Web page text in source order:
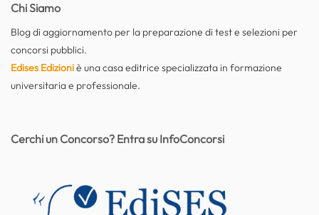
Chi Siamo
Blog di aggiornamento per la preparazione di test e selezioni per
concorsi pubblici.
Edises Edizioniè una casa editrice specializzata in formazione
universitaria e professionale.
Cerchi un Concorso? Entra su InfoConcorsi